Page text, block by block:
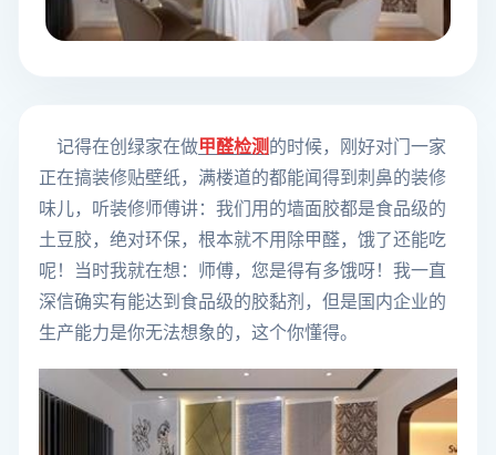
记得在创绿家在做甲醛检测的时候，刚好对门一家
正在搞装修贴壁纸，满楼道的都能闻得到刺鼻的装修
味儿，听装修师傅讲：我们用的墙面胶都是食品级的
土豆胶，绝对环保，根本就不用除甲醛，饿了还能吃
呢！当时我就在想：师傅，您是得有多饿呀！我一直
深信确实有能达到食品级的胶黏剂，但是国内企业的
生产能力是你无法想象的，这个你懂得。